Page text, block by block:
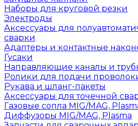
Наборы для круговой резки
Электроды
Аксессуары для
сварки
Адаптеры и контактные
Гусаки
Направляющие каналы и
Ролики для подачи
Рукава и шланг-пакеты
Аксессуары для точечной
Газовые сопла MIG/MAG,
Диффузоры MIG/MAG, Plasma